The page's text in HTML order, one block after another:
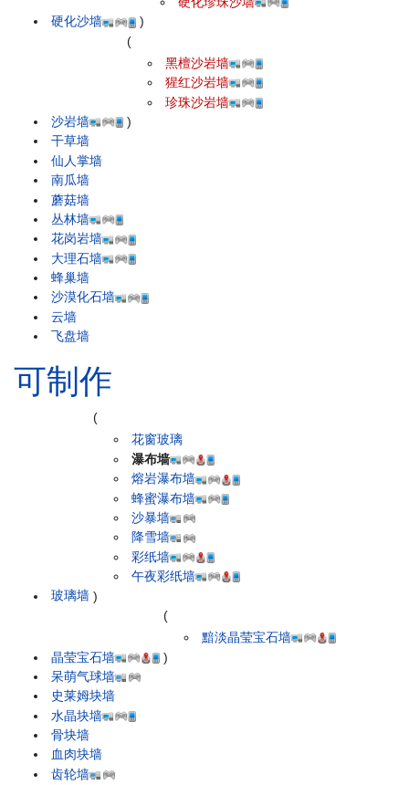
硬化沙墙
)
沙岩墙
(
黑檀沙岩墙
猩红沙岩墙
珍珠沙岩墙
)
干草墙
仙人掌墙
南瓜墙
蘑菇墙
丛林墙
花岗岩墙
大理石墙
蜂巢墙
沙漠化石墙
云墙
飞盘墙
可制作
玻璃墙
(
花窗玻璃
瀑布墙
熔岩瀑布墙
蜂蜜瀑布墙
沙暴墙
降雪墙
彩纸墙
午夜彩纸墙
)
晶莹宝石墙
(
黯淡晶莹宝石墙
)
呆萌气球墙
史莱姆块墙
水晶块墙
骨块墙
血肉块墙
齿轮墙